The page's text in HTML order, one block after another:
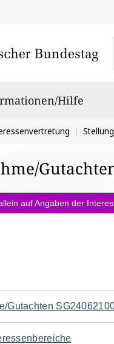
Hilfe
auf Angaben der
Gutachten